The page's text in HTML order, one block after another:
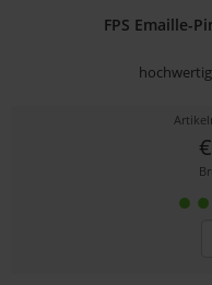
FPS Emaille-